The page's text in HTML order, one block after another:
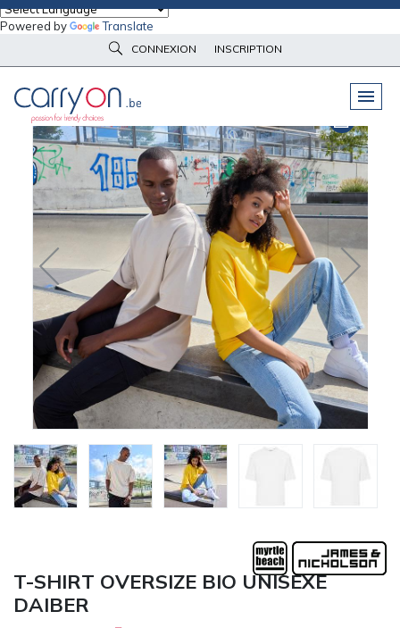
Powered by Translate
CONNEXION INSCRIPTION
PELUCHES & GOODIES
VÊTEMENTSDE TRAVAIL
OBJETS& HIGH-TECH
PARAPLUIES & BAGAGERIE
VÊTEMENTSD'IMAGE
LINGE DEMAISON
NOUVEAUTÉS
RESPONSABLE
L'ENTREPRISE
SERVICES
FOIRES ET ÉVÉNEMENTS NETWORKING
TECHNIQUES MARQUAGE
BLOG
Vêtements d'image
Tee-Shirts
T-shirt oversize bio Unisexe Daiber
T-SHIRT OVERSIZE BIO UNISEXE
DAIBER